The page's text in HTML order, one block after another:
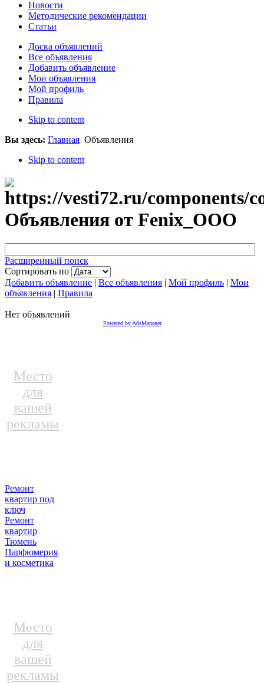
Новости
Методические рекомендации
Статьи
Доска объявлений
Все объявления
Добавить объявление
Мои объявления
Мой профиль
Правила
Skip to content
Вы здесь: Главная Объявления
Skip to content
Объявления от Fenix_OOO
Расширенный поиск
Сортировать по
Добавить объявление | Все объявления | Мой профиль | Мои
объявления | Правила
Нет объявлений
Powered by AdsManager
Место
для
вашей
рекламы
Ремонт
квартир под
ключ
Ремонт
квартир
Тюмень
Парфюмерия
и косметика
Место
для
вашей
рекламы